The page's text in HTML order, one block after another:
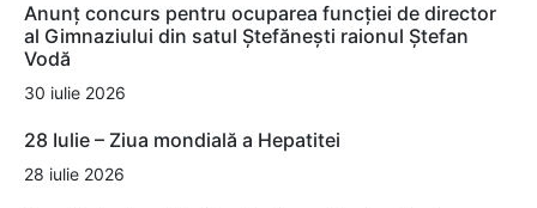
Anunț concurs pentru ocuparea funcției de director
al Gimnaziului din satul Ștefănești raionul Ștefan
Vodă
30 iulie 2026
28 Iulie – Ziua mondială a Hepatitei
28 iulie 2026